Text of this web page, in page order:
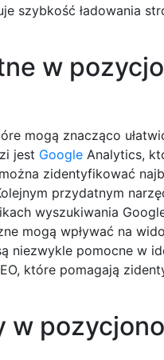
szybkość ładowania
w
mogą znacząco
jest Google Analytics,
zidentyfikować
przydatnym
wyszukiwania
mogą wpływać na
niezwykle pomocne w
które pomagają
w